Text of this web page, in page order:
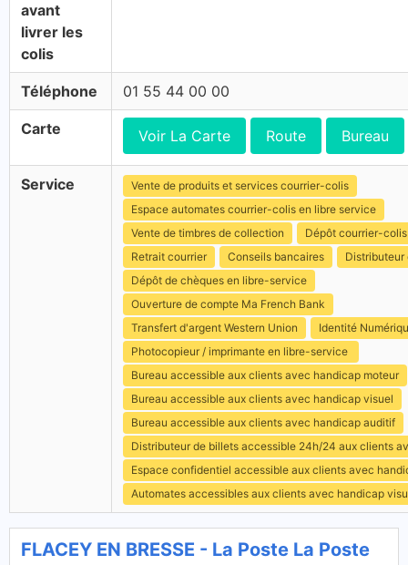
avant
livrer les
colis
Téléphone 01 55 44 00 00
Carte Voir La Carte Route Bureau
Service
Vente de produits et services courrier-colis
Espace automates courrier-colis en libre service
Vente de timbres de collection
Dépôt courrier-colis
Retrait courrier
Conseils bancaires
Distributeur
Dépôt de chèques en libre-service
Ouverture de compte Ma French Bank
Transfert d'argent Western Union
Identité
Photocopieur / imprimante en libre-service
Bureau accessible aux clients avec handicap moteur
Bureau accessible aux clients avec handicap visuel
Bureau accessible aux clients avec handicap auditif
Distributeur de billets accessible 24h/24 aux clients
Espace confidentiel accessible aux clients avec
Automates accessibles aux clients avec handicap
FLACEY EN BRESSE - La Poste La Poste